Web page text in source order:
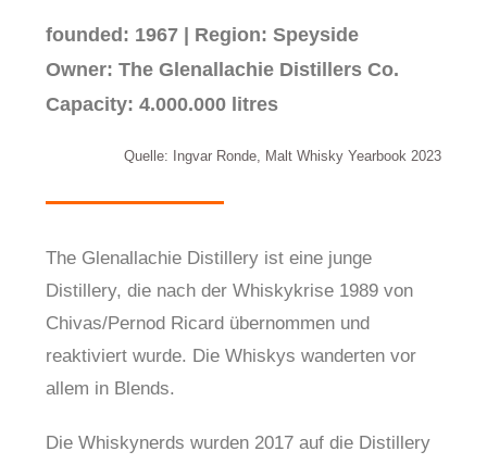
founded: 1967 | Region: Speyside
Owner: The Glenallachie Distillers Co.
Capacity: 4.000.000 litres
Quelle: Ingvar Ronde, Malt Whisky Yearbook 2023
The Glenallachie Distillery ist eine junge
Distillery, die nach der Whiskykrise 1989 von
Chivas/Pernod Ricard übernommen und
reaktiviert wurde. Die Whiskys wanderten vor
allem in Blends.
Die Whiskynerds wurden 2017 auf die Distillery